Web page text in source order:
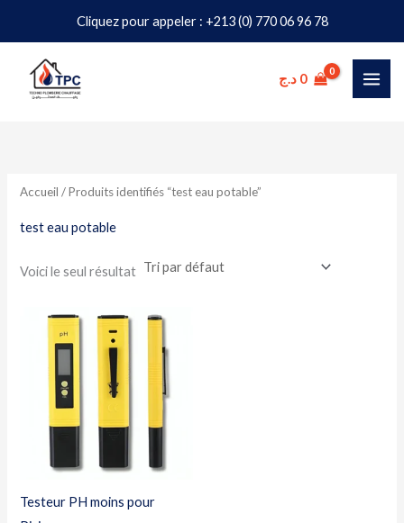
Cliquez pour appeler : +213 (0) 770 06 96 78
contenu
0 د.ج
Accueil / Produits identifiés “test eau potable”
test eau potable
Voici le seul résultat
Testeur PH moins pour